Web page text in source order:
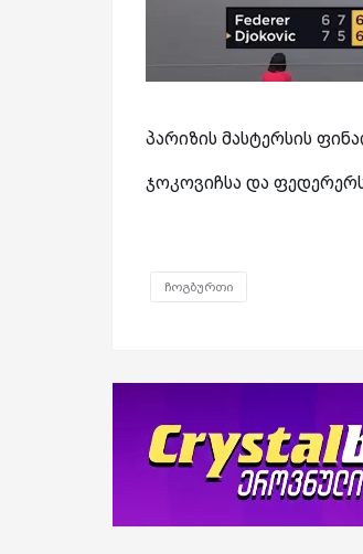
პარიზის მასტერსის
ჯოკოვიჩსა და
ჩოგბურთი